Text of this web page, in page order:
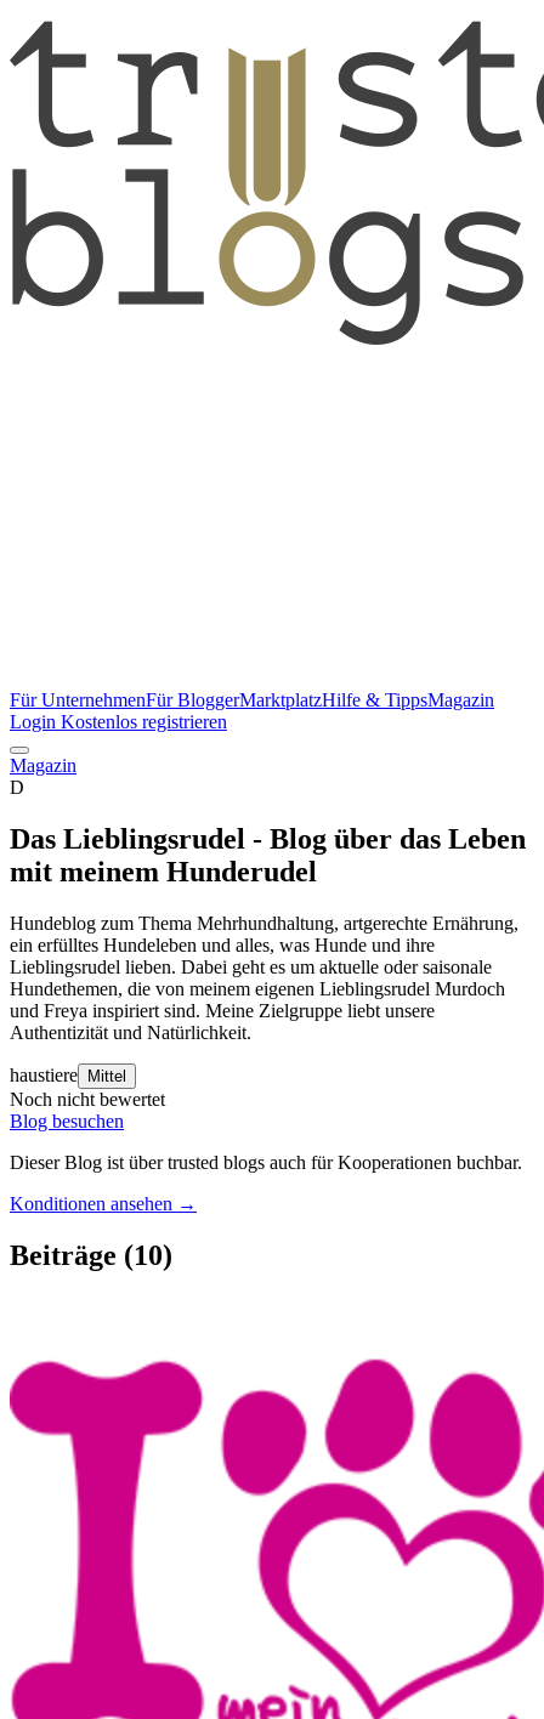
Für UnternehmenFür BloggerMarktplatzHilfe & TippsMagazin
Login Kostenlos registrieren
Magazin
D
Das Lieblingsrudel - Blog über das Leben
mit meinem Hunderudel
Hundeblog zum Thema Mehrhundhaltung, artgerechte Ernährung,
ein erfülltes Hundeleben und alles, was Hunde und ihre
Lieblingsrudel lieben. Dabei geht es um aktuelle oder saisonale
Hundethemen, die von meinem eigenen Lieblingsrudel Murdoch
und Freya inspiriert sind. Meine Zielgruppe liebt unsere
Authentizität und Natürlichkeit.
haustiere Mittel
Noch nicht bewertet
Blog besuchen
Dieser Blog ist über trusted blogs auch für Kooperationen buchbar.
Konditionen ansehen →
Beiträge (10)